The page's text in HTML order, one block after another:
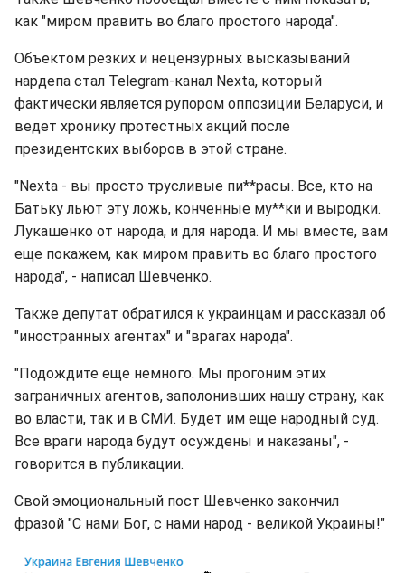
как "миром править во благо простого народа".
Объектом резких и нецензурных высказываний
нардепа стал Telegram-канал Nexta, который
фактически является рупором оппозиции Беларуси, и
ведет хронику протестных акций после
президентских выборов в этой стране.
"Nexta - вы просто трусливые пи**расы. Все, кто на
Батьку льют эту ложь, конченные му**ки и выродки.
Лукашенко от народа, и для народа. И мы вместе, вам
еще покажем, как миром править во благо простого
народа", - написал Шевченко.
Также депутат обратился к украинцам и рассказал об
"иностранных агентах" и "врагах народа".
"Подождите еще немного. Мы прогоним этих
заграничных агентов, заполонивших нашу страну, как
во власти, так и в СМИ. Будет им еще народный суд.
Все враги народа будут осуждены и наказаны", -
говорится в публикации.
Свой эмоциональный пост Шевченко закончил
фразой "С нами Бог, с нами народ - великой Украины!"